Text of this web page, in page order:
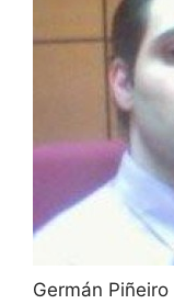
Germán Piñeiro